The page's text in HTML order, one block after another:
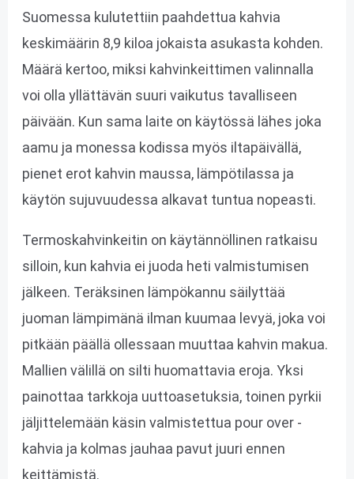
Suomessa kulutettiin paahdettua kahvia
keskimäärin 8,9 kiloa jokaista asukasta kohden.
Määrä kertoo, miksi kahvinkeittimen valinnalla
voi olla yllättävän suuri vaikutus tavalliseen
päivään. Kun sama laite on käytössä lähes joka
aamu ja monessa kodissa myös iltapäivällä,
pienet erot kahvin maussa, lämpötilassa ja
käytön sujuvuudessa alkavat tuntua nopeasti.
Termoskahvinkeitin on käytännöllinen ratkaisu
silloin, kun kahvia ei juoda heti valmistumisen
jälkeen. Teräksinen lämpökannu säilyttää
juoman lämpimänä ilman kuumaa levyä, joka voi
pitkään päällä ollessaan muuttaa kahvin makua.
Mallien välillä on silti huomattavia eroja. Yksi
painottaa tarkkoja uuttoasetuksia, toinen pyrkii
jäljittelemään käsin valmistettua pour over -
kahvia ja kolmas jauhaa pavut juuri ennen
keittämistä.